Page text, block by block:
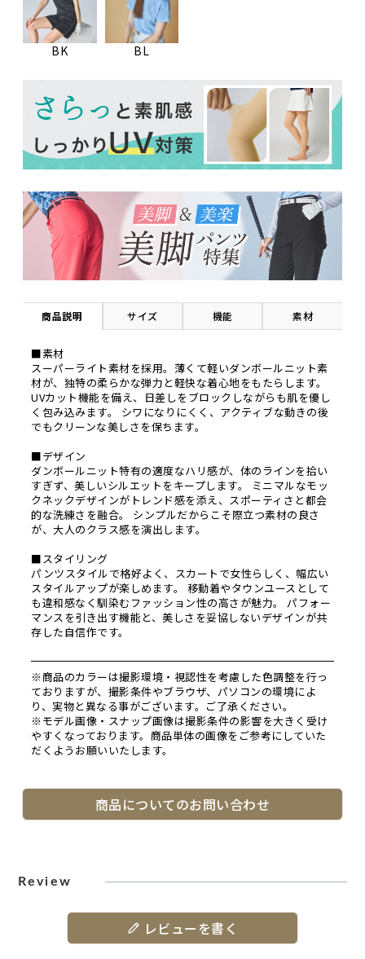
BK BL
商品説明 サイズ 機能 素材
■素材
スーパーライト素材を採用。薄くて軽いダンボールニット素
材が、独特の柔らかな弾力と軽快な着心地をもたらします。
UVカット機能を備え、日差しをブロックしながらも肌を優し
く包み込みます。 シワになりにくく、アクティブな動きの後
でもクリーンな美しさを保ちます。
■デザイン
ダンボールニット特有の適度なハリ感が、体のラインを拾い
すぎず、美しいシルエットをキープします。 ミニマルなモッ
クネックデザインがトレンド感を添え、スポーティさと都会
的な洗練さを融合。 シンプルだからこそ際立つ素材の良さ
が、大人のクラス感を演出します。
■スタイリング
パンツスタイルで格好よく、スカートで女性らしく、幅広い
スタイルアップが楽しめます。 移動着やタウンユースとして
も違和感なく馴染むファッション性の高さが魅力。 パフォー
マンスを引き出す機能と、美しさを妥協しないデザインが共
存した自信作です。
※商品のカラーは撮影環境・視認性を考慮した色調整を行っ
ておりますが、撮影条件やブラウザ、パソコンの環境によ
り、実物と異なる事がございます。ご了承ください。
※モデル画像・スナップ画像は撮影条件の影響を大きく受け
やすくなっております。商品単体の画像をご参考にしていた
だくようお願いいたします。
商品についてのお問い合わせ
Review
レビューを書く